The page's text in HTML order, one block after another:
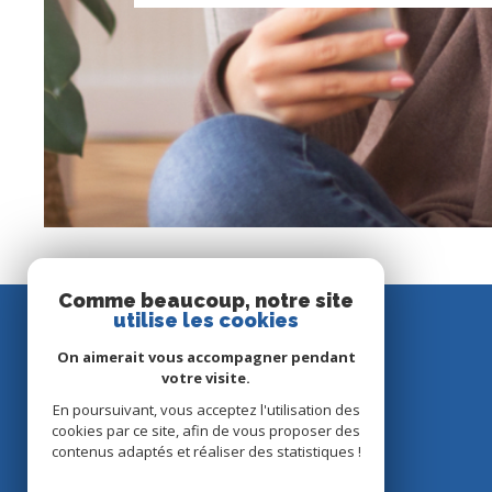
Comme beaucoup, notre site
utilise les cookies
On aimerait vous accompagner pendant
votre visite.
En poursuivant, vous acceptez l'utilisation des
cookies par ce site, afin de vous proposer des
contenus adaptés et réaliser des statistiques !